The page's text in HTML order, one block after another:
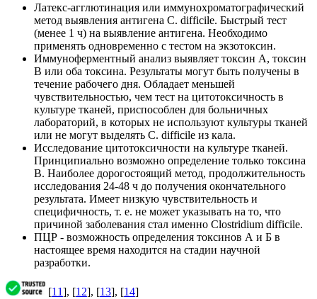
Латекс-агглютинация или иммунохроматографический
метод выявления антигена С. difficile. Быстрый тест
(менее 1 ч) на выявление антигена. Необходимо
применять одновременно с тестом на экзотоксин.
Иммуноферментный анализ выявляет токсин А, токсин
В или оба токсина. Результаты могут быть получены в
течение рабочего дня. Обладает меньшей
чувствительностью, чем тест на цитотоксичность в
культуре тканей, приспособлен для больничных
лабораторий, в которых не используют культуры тканей
или не могут выделять С. difficile из кала.
Исследование цитотоксичности на культуре тканей.
Принципиально возможно определение только токсина
В. Наиболее дорогостоящий метод, продолжительность
исследования 24-48 ч до получения окончательного
результата. Имеет низкую чувствительность и
специфичность, т. е. не может указывать на то, что
причиной заболевания стал именно Clostridium difficile.
ПЦР - возможность определения токсинов А и Б в
настоящее время находится на стадии научной
разработки.
[11], [12], [13], [14]